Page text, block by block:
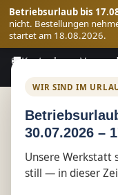
Zum Hauptinhalt
Betriebsurlaub bis
nicht. Bestellungen
startet am 18.08.2026.
WIR SIND IM
30.07.2026 –
Unsere Werkstatt
still — in dieser
🚚Kostenloser
Bestellwert
Shop
Kinder & Jugend